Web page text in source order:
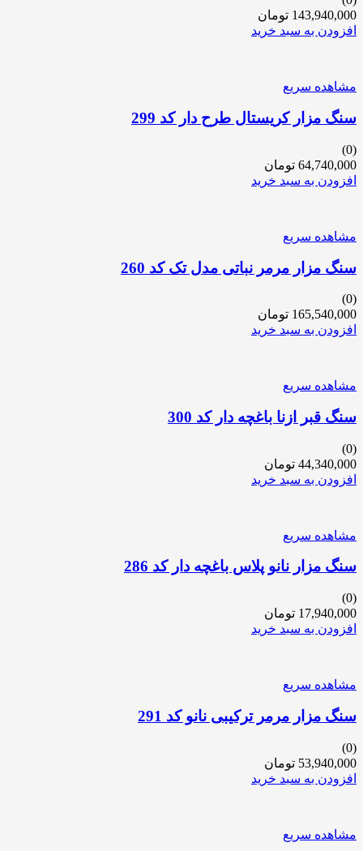
143,940,000 تومان
افزودن به سبد خرید
مشاهده سریع
سنگ مزار کریستال طرح دار کد 299
(0)
64,740,000 تومان
افزودن به سبد خرید
مشاهده سریع
سنگ مزار مرمر نباتی مدل تک کد 260
(0)
165,540,000 تومان
افزودن به سبد خرید
مشاهده سریع
سنگ قبر ازنا باغچه دار کد 300
(0)
44,340,000 تومان
افزودن به سبد خرید
مشاهده سریع
سنگ مزار نانو پلاس باغچه دار کد 286
(0)
17,940,000 تومان
افزودن به سبد خرید
مشاهده سریع
سنگ مزار مرمر ترکیبی نانو کد 291
(0)
53,940,000 تومان
افزودن به سبد خرید
مشاهده سریع